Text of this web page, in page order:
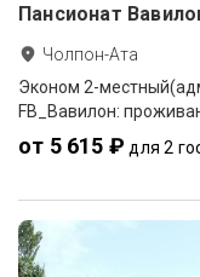
Пансионат
Чолпон-Ата
Эконом 2-
FB_Вавилон:
от 5 615 ₽ для 2